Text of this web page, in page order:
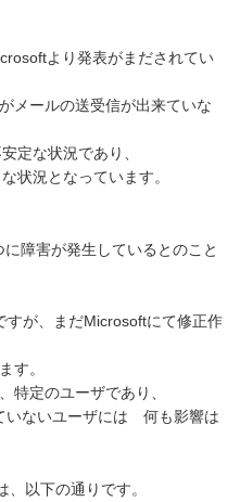
より発表がまだされてい
メールの送受信が出来ていな
定な状況であり、
状況となっています。
障害が発生しているとのこと
すが、まだMicrosoftにて修正作
す。
特定のユーザであり、
いないユーザには 何も影響は
以下の通りです。